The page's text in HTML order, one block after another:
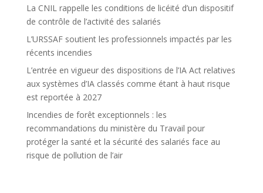
La CNIL rappelle les conditions de licéité d’un dispositif
de contrôle de l’activité des salariés
L’URSSAF soutient les professionnels impactés par les
récents incendies
L’entrée en vigueur des dispositions de l’IA Act relatives
aux systèmes d’IA classés comme étant à haut risque
est reportée à 2027
Incendies de forêt exceptionnels : les
recommandations du ministère du Travail pour
protéger la santé et la sécurité des salariés face au
risque de pollution de l’air